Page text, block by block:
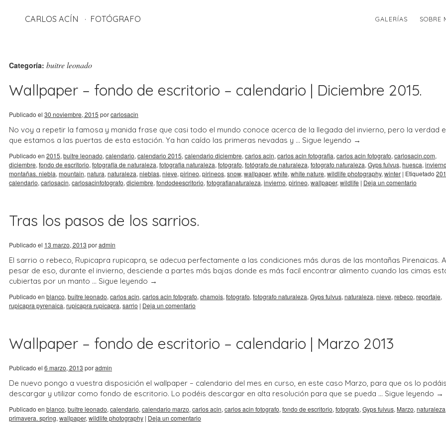
CARLOS ACÍN FOTÓGRAFO GALERÍAS SOBRE
Categoría: buitre leonado
Wallpaper – fondo de escritorio – calendario | Diciembre 2015.
Publicado el 30 noviembre, 2015 porcarlosacin
No voy a repetir la famosa y manida frase que casi todo el mundo conoce acerca de la llegada del invierno, pero la verdad
que estamos a las puertas de esta estación. Ya han caído las primeras nevadas y … Sigue leyendo →
Publicado en 2015, buitre leonado, calendario, calendario 2015, calendario diciembre, carlos acin, carlos acin fotografia, carlos acin fotografo, carlosacin.com,
diciembre, fondo de escritorio, fotografía de naturaleza, fotografia naturaleza, fotografo, fotógrafo de naturaleza, fotografo naturaleza, Gyps fulvus, huesca, invierno
montañas. niebla, mountain, natura, naturaleza, nieblas, nieve, pirineo, pirineos, snow, wallpaper, white, white nature, wildlife photography, winter | Etiquetado
calendario, carlosacin, carlosacinfotografo, diciembre, fondodeescritorio, fotografianaturaleza, invierno, pirineo, wallpaper, wildlife | Deja un comentario
Tras los pasos de los sarrios.
Publicado el 13 marzo, 2013 poradmin
El sarrio o rebeco, Rupicapra rupicapra, se adecua perfectamente a las condiciones más duras de las montañas Pirenaicas. A
pesar de eso, durante el invierno, desciende a partes más bajas donde es más facil encontrar alimento cuando las cimas
cubiertas por un manto … Sigue leyendo →
Publicado en blanco, buitre leonado, carlos acin, carlos acin fotografo, chamois, fotografo, fotografo naturaleza, Gyps fulvus, naturaleza, nieve, rebeco, reportaje,
rupicapra pyrenaica, rupicapra rupicapra, sarrio | Deja un comentario
Wallpaper – fondo de escritorio – calendario | Marzo 2013
Publicado el 6 marzo, 2013 poradmin
De nuevo pongo a vuestra disposición el wallpaper – calendario del mes en curso, en este caso Marzo, para que os lo podáis
descargar y utilizar como fondo de escritorio. Lo podéis descargar en alta resolución para que se pueda … Sigue leyendo →
Publicado en blanco, buitre leonado, calendario, calendario marzo, carlos acin, carlos acin fotografo, fondo de escritorio, fotografo, Gyps fulvus, Marzo, naturaleza
primavera. spring, wallpaper, wildlife photography | Deja un comentario